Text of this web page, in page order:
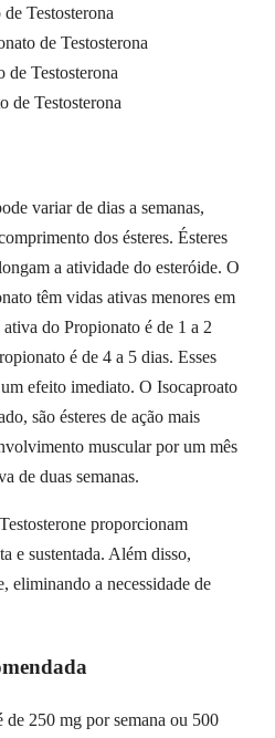
Testosterona
de Testosterona
de Testosterona
de Testosterona
variar de dias a semanas,
dos ésteres. Ésteres
a atividade do esteróide. O
têm vidas ativas menores em
do Propionato é de 1 a 2
é de 4 a 5 dias. Esses
efeito imediato. O Isocaproato
são ésteres de ação mais
muscular por um mês
de duas semanas.
proporcionam
e sustentada. Além disso,
eliminando a necessidade de
de 250 mg por semana ou 500